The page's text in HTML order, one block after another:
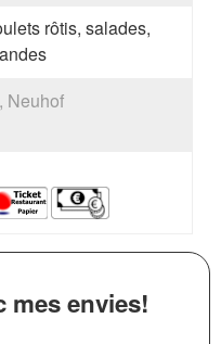
rôtis, salades,
Neuhof
mes envies!